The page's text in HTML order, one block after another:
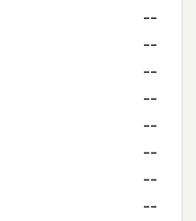
--
--
--
--
--
--
--
--